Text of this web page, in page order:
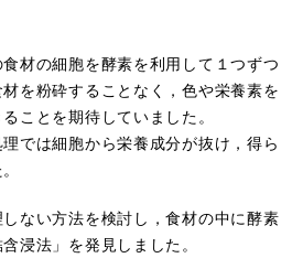
材の細胞を酵素を利用して１つずつ
を粉砕することなく，色や栄養素を
ことを期待していました。
では細胞から栄養成分が抜け，得ら
ない方法を検討し，食材の中に酵素
浸法」を発見しました。